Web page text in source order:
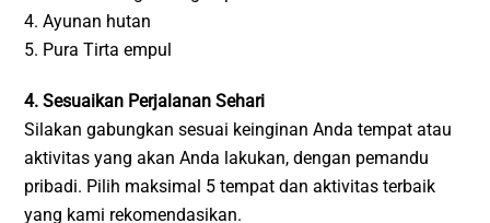
4. Ayunan hutan
5. Pura Tirta empul
4. Sesuaikan Perjalanan Sehari
Silakan gabungkan sesuai keinginan Anda tempat atau
aktivitas yang akan Anda lakukan, dengan pemandu
pribadi. Pilih maksimal 5 tempat dan aktivitas terbaik
yang kami rekomendasikan.